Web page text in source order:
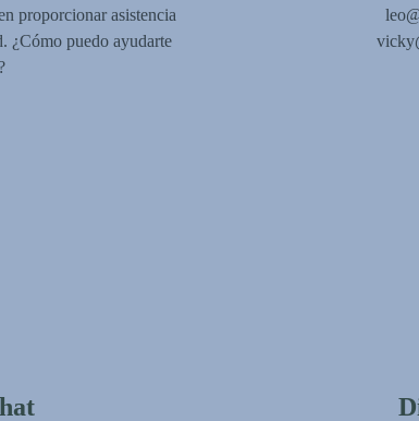
proporcionar asistencia
¿Cómo puedo ayudarte